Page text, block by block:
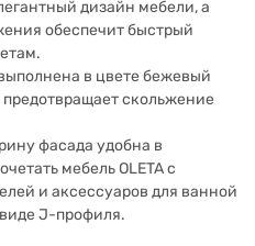
дизайн мебели, а
обеспечит быстрый
в цвете бежевый
скольжение
фасада удобна в
мебель OLETA c
и аксессуаров для ванной
J-профиля.